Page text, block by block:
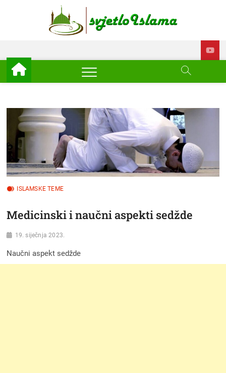
EDUKACIJA –
ISLAMSKE TEME
Medicinski i naučni aspekti sedžde
19. siječnja 2023.
Naučni aspekt sedžde